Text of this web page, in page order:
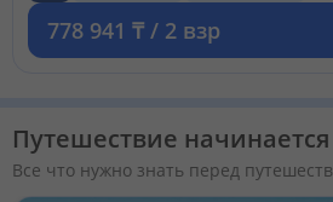
778 941 ₸ / 2 взр
Путешествие начинается
Все что нужно знать перед